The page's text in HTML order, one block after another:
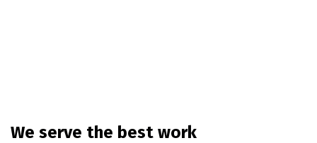
We serve the best work